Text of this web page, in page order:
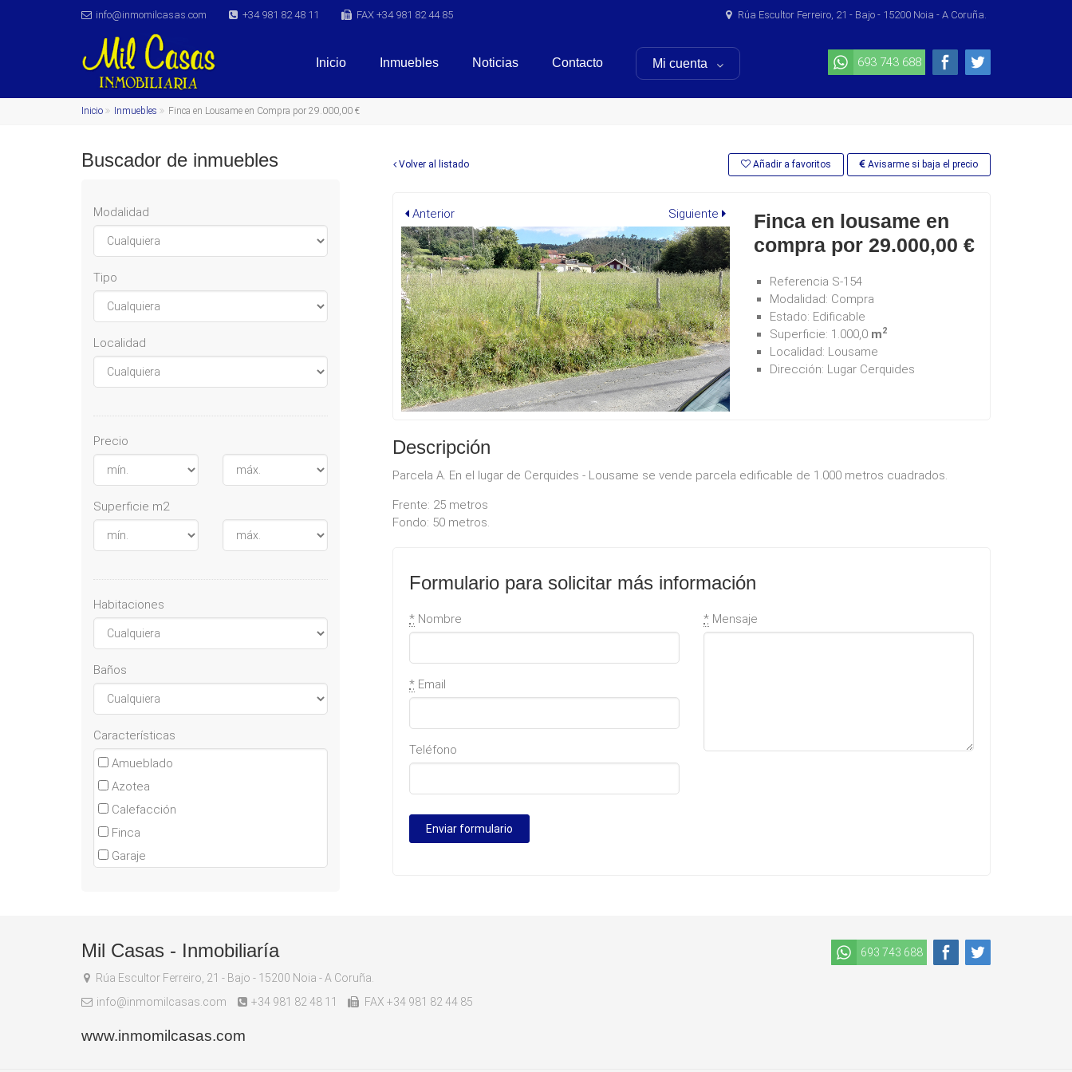
info@inmomilcasas.com +34 981 82 48 11 FAX +34 981 82 44 85 Rúa Escultor Ferreiro, 21 - Bajo - 15200 Noia - A Coruña.
Inicio Inmuebles Noticias Contacto Mi cuenta 693 743 688
Inicio Inmuebles Finca en Lousame en Compra por 29.000,00 €
Buscador de inmuebles
Modalidad
Tipo
Localidad
Precio
Superficie m2
Habitaciones
Baños
Características
Amueblado
Azotea
Calefacción
Finca
Garaje
Volver al listado Añadir a favoritos Avisarme si baja el precio
Anterior Siguiente
Finca en lousame en
compra por 29.000,00 €
Referencia S-154
Modalidad: Compra
Estado: Edificable
Superficie: 1.000,0 m2
Localidad: Lousame
Dirección: Lugar Cerquides
Descripción
Parcela A. En el lugar de Cerquides - Lousame se vende parcela edificable de 1.000 metros cuadrados.
Frente: 25 metros
Fondo: 50 metros.
Formulario para solicitar más información
* Nombre
* Email
Teléfono
* Mensaje
Mil Casas - Inmobiliaría
Rúa Escultor Ferreiro, 21 - Bajo - 15200 Noia - A Coruña.
info@inmomilcasas.com
+34 981 82 48 11 FAX +34 981 82 44 85
www.inmomilcasas.com
693 743 688